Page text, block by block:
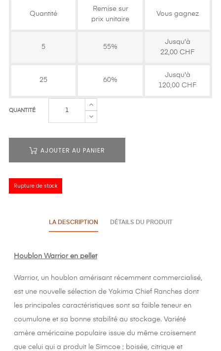
Quantité
Remise sur
prix unitaire
Vous gagnez
5 55%
Jusqu'à
22,00 CHF
25 60%
Jusqu'à
120,00 CHF
QUANTITÉ
AJOUTER AU PANIER
Rupture de stock
LA DESCRIPTION DÉTAILS DU PRODUIT
Houblon Warrior en pellet
Warrior, un houblon amérisant récemment commercialisé,
est une nouvelle sélection de Yakima Chief Ranches dont
les principales caractéristiques sont sa faible teneur en
coumulone et sa bonne stabilité au stockage. Variété
amère américaine populaire issue du même croisement
que celui qui a produit le Simcoe ; boisée, citrique et